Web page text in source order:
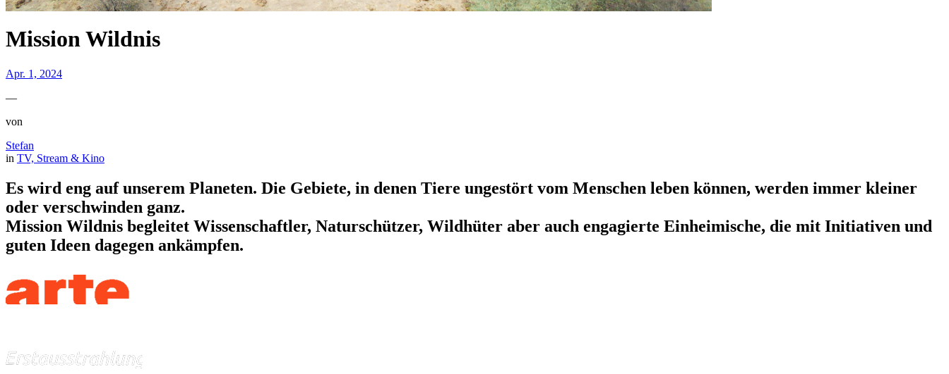
Mission Wildnis
Apr. 1, 2024
—
von
Stefan
in TV, Stream & Kino
Es wird eng auf unserem Planeten. Die Gebiete, in denen Tiere ungestört vom Menschen leben können, werden immer kleiner
oder verschwinden ganz.
Mission Wildnis begleitet Wissenschaftler, Naturschützer, Wildhüter aber auch engagierte Einheimische, die mit Initiativen und
guten Ideen dagegen ankämpfen.